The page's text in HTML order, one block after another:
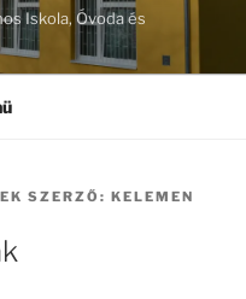
Iskola, Óvoda és
SZERZŐ: KELEMEN